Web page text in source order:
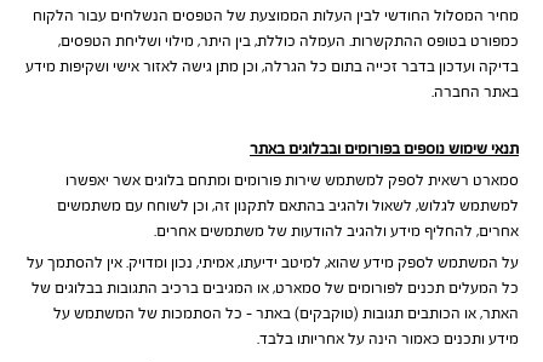
מחיר המסלול החודשי לבין העלות הממוצעת של הטפסים הנשלחים עבור הלקוח
כמפורט בטופס ההתקשרות. העמלה כוללת, בין היתר, מילוי ושליחת הטפסים,
בדיקה ועדכון בדבר זכייה בתום כל הגרלה, וכן מתן גישה לאזור אישי ושקיפות מידע
באתר החברה.
תנאי שימוש נוספים בפורומים ובבלוגים באתר
סמארט רשאית לספק למשתמש שירות פורומים ומתחם בלוגים אשר יאפשרו
למשתמש לגלוש, לשאול ולהגיב בהתאם לתקנון זה, וכן לשוחח עם משתמשים
אחרים, להחליף מידע ולהגיב להודעות של משתמשים אחרים.
על המשתמש לספק מידע שהוא, למיטב ידיעתו, אמיתי, נכון ומדויק. אין להסתמך על
כל המעלים תכנים לפורומים של סמארט, או המגיבים ברכיב התגובות בבלוגים של
האתר, או הכותבים תגובות (טוקבקים) באתר – כל הסתמכות של המשתמש על
מידע ותכנים כאמור הינה על אחריותו בלבד.